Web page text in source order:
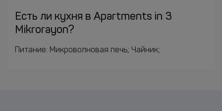
Есть ли кухня в Apartments in 3
Mikrorayon?
Питание: Микроволновая печь; Чайник;